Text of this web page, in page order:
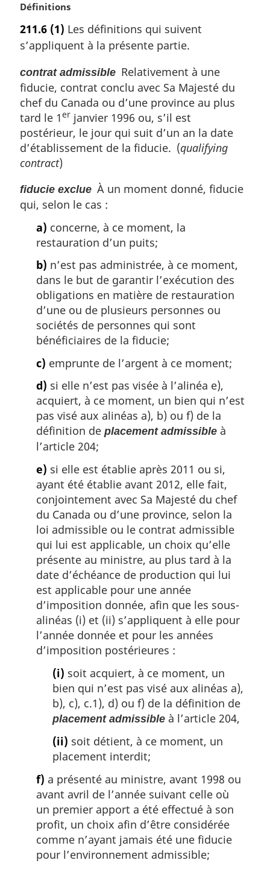
N
t
e
a
r
g
i
a
l
e
Définitions
211.6 (1) Les définitions qui suivent
s’appliquent à la présente partie.
contrat admissible Relativement à une
fiducie, contrat conclu avec Sa Majesté du
chef du Canada ou d’une province au plus
tard le 1er janvier 1996 ou, s’il est
postérieur, le jour qui suit d’un an la date
d’établissement de la fiducie. (qualifying
contract)
fiducie exclue À un moment donné, fiducie
qui, selon le cas :
a) concerne, à ce moment, la
restauration d’un puits;
b) n’est pas administrée, à ce moment,
dans le but de garantir l’exécution des
obligations en matière de restauration
d’une ou de plusieurs personnes ou
sociétés de personnes qui sont
bénéficiaires de la fiducie;
c) emprunte de l’argent à ce moment;
d) si elle n’est pas visée à l’alinéa e),
acquiert, à ce moment, un bien qui n’est
pas visé aux alinéas a), b) ou f) de la
définition de placement admissible à
l’article 204;
e) si elle est établie après 2011 ou si,
ayant été établie avant 2012, elle fait,
conjointement avec Sa Majesté du chef
du Canada ou d’une province, selon la
loi admissible ou le contrat admissible
qui lui est applicable, un choix qu’elle
présente au ministre, au plus tard à la
date d’échéance de production qui lui
est applicable pour une année
d’imposition donnée, afin que les sous-
alinéas (i) et (ii) s’appliquent à elle pour
l’année donnée et pour les années
d’imposition postérieures :
(i) soit acquiert, à ce moment, un
bien qui n’est pas visé aux alinéas a),
b), c), c.1), d) ou f) de la définition de
placement admissible à l’article 204,
(ii) soit détient, à ce moment, un
placement interdit;
f) a présenté au ministre, avant 1998 ou
avant avril de l’année suivant celle où
un premier apport a été effectué à son
profit, un choix afin d’être considérée
comme n’ayant jamais été une fiducie
pour l’environnement admissible;